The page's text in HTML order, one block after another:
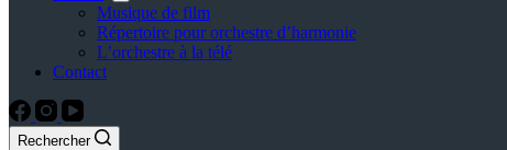
Musique de film
Répertoire pour orchestre d’harmonie
L’orchestre à la télé
Contact
Rechercher